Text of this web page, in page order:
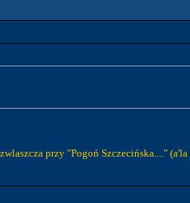
przy "Pogoń Szczecińska...." (a'la